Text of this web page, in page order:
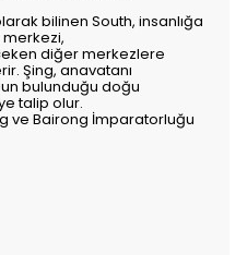
bilinen South, insanlığa
merkezi,
diğer merkezlere
Şing, anavatanı
bulunduğu doğu
talip olur.
ve Bairong İmparatorluğu